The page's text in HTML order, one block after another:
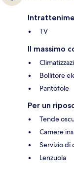
TV
Il massimo
Bollitore
Pantofole
Per un
Tende
Camere
Servizio di
Lenzuola